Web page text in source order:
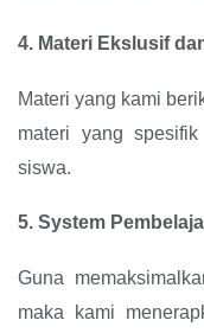
4. Materi Ekslusif
Materi yang kami
materi yang
siswa.
5. System
Guna
maka kami